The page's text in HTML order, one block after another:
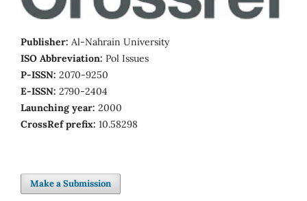
Publisher: Al-Nahrain University
ISO Abbreviation: Pol Issues
P-ISSN: 2070-9250
E-ISSN: 2790-2404
Launching year: 2000
CrossRef prefix: 10.58298
Make a Submission